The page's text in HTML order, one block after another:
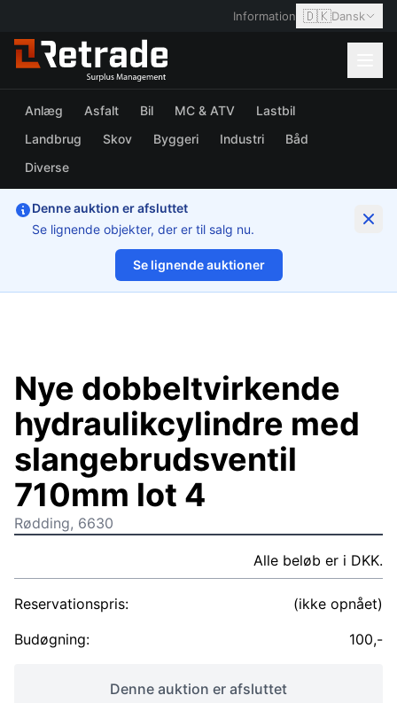
Information 🇩🇰Dansk
Anlæg Asfalt Bil MC & ATV
Lastbil
Landbrug
Skov Byggeri Industri
Båd
Diverse
Denne auktion er afsluttet
Se lignende objekter, der er til salg nu.
Se lignende auktioner
1/6
Nye dobbeltvirkende
hydraulikcylindre med
slangebrudsventil
710mm lot 4
Rødding, 6630
Alle beløb er i DKK.
Reservationspris:
(ikke opnået)
Budøgning:
100,-
Denne auktion er afsluttet